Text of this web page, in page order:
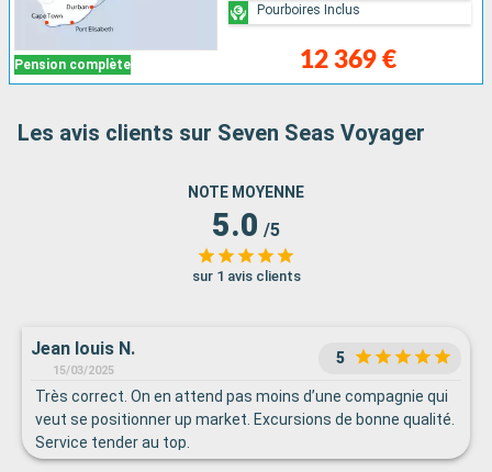
Pension complète 12 369 €
Pourboires Inclus
Les avis clients sur Seven Seas Voyager
NOTE MOYENNE
5.0 /5
sur 1 avis clients
Jean louis N.
15/03/2025
5
Très correct. On en attend pas moins d’une compagnie qui
veut se positionner up market. Excursions de bonne qualité.
Service tender au top.